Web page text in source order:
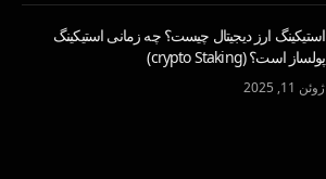
استیکینگ ارز دیجیتال چیست؟ چه زمانی استیکینگ
پولساز است؟ (crypto Staking)
ژوئن 11, 2025